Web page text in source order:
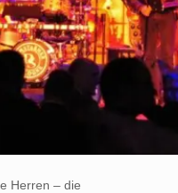
Herren – die